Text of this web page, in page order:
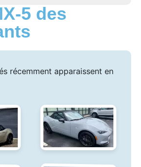
5 des
récemment apparaissent en